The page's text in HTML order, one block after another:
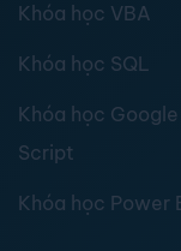
Khóa học VBA
Khóa học SQL
Khóa học
Script
Khóa học Power